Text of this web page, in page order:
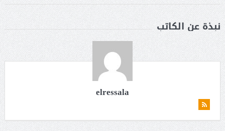
نبذة عن الكاتب
elressala